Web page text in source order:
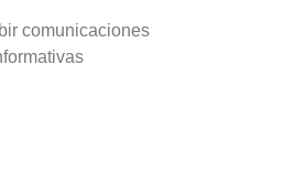
comunicaciones